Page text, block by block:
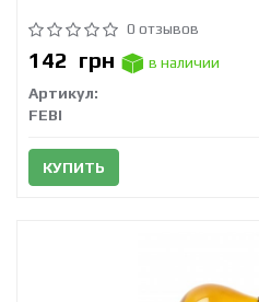
0 отзывов
142 грн
в наличии
Артикул:
FEBI
КУПИТЬ